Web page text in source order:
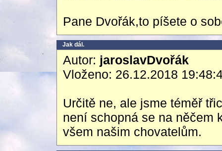
Pane Dvořák,to píšete o
Jak dál.
Autor: jaroslavDvořák
Vloženo: 26.12.2018
Určitě ne, ale jsme téměř
není schopná se na něčem
všem našim chovatelům.